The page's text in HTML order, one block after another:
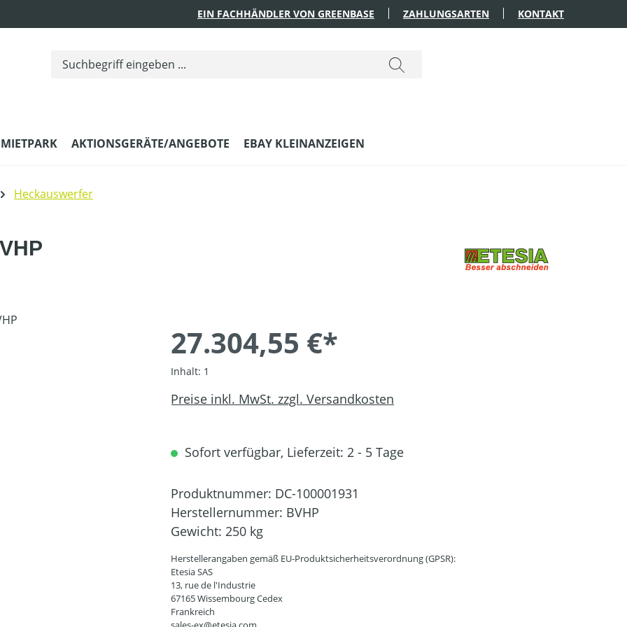
EIN FACHHÄNDLER VON GREENBASE ZAHLUNGSARTEN KONTAKT
MIETPARK AKTIONSGERÄTE/ANGEBOTE EBAY KLEINANZEIGEN
Heckauswerfer
27.304,55 €*
Inhalt: 1
Preise inkl. MwSt. zzgl. Versandkosten
Sofort verfügbar, Lieferzeit: 2 - 5 Tage
Produktnummer: DC-100001931
Herstellernummer: BVHP
Gewicht: 250 kg
Herstellerangaben gemäß EU-Produktsicherheitsverordnung (GPSR):
Etesia SAS
13, rue de l'Industrie
67165 Wissembourg Cedex
Frankreich